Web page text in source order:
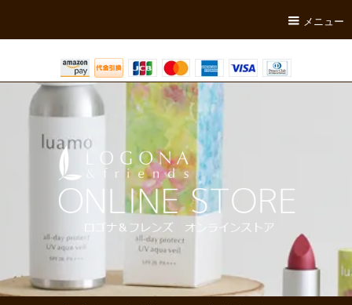
メニュー